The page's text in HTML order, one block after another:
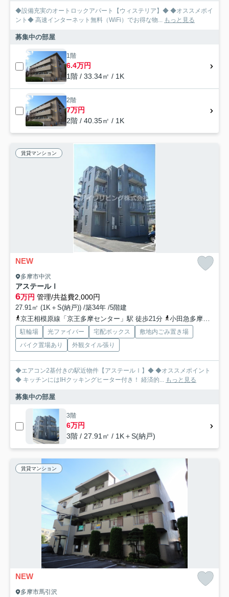
◆設備充実のオートロックアパート【ウィステリア】◆ ◆オススメポイ
ント◆ 高速インターネット無料（WiFi）でお得な物... もっと見る
募集中の部屋
1階
6.4万円
1階 / 33.34㎡ / 1K
2階
7万円
2階 / 40.35㎡ / 1K
賃貸マンション
NEW
多摩市中沢
アステールⅠ
6万円 管理/共益費2,000円
27.91㎡ (1K＋S(納戸)) /築34年 /5階建
京王相模原線「京王多摩センター」駅 徒歩21分
小田急多摩線「小田急多摩センター」駅 徒歩21分
駐輪場 光ファイバー 宅配ボックス
敷地内ごみ置き場
バイク置場あり
外観タイル張り
◆エアコン2基付きの駅近物件【アステールⅠ】◆ ◆オススメポイント
◆ キッチンにはIHクッキングヒーター付き！ 経済的... もっと見る
募集中の部屋
3階
6万円
3階 / 27.91㎡ / 1K＋S(納戸)
賃貸マンション
NEW
多摩市馬引沢